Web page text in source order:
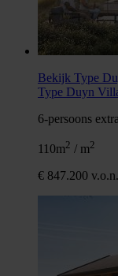
Bekijk Type
Type Duyn
6-persoons
110m2 / m2
€ 847.200